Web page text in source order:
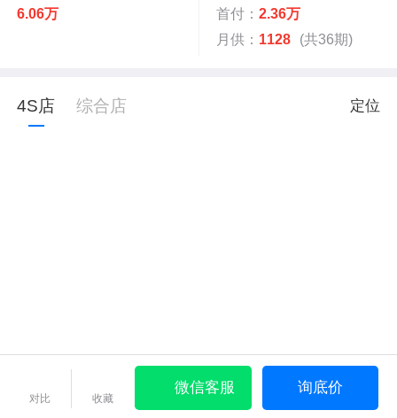
6.06万 首付： 2.36万
月供： 1128 (共36期)
4S店 综合店 定位
对比 收藏
微信客服 询底价